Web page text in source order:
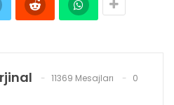
11369 Mesajları
0